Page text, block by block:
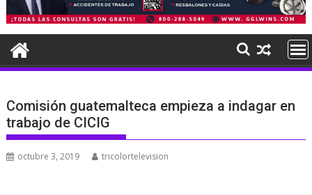
Comisión guatemalteca empieza a indagar en
trabajo de CICIG
octubre 3, 2019 tricolortelevision